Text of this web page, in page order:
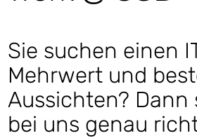
Beratung
Über uns
Tools
Sie suchen einen
Mehrwert und
Aussichten? Dann
bei uns genau